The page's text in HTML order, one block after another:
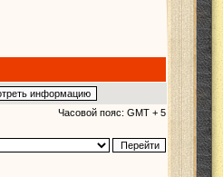
Часовой пояс: GMT + 5